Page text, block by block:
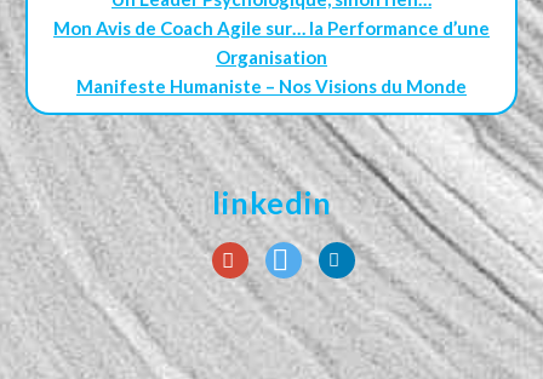
Mon Avis de Coach Agile sur… la Performance d’une
Organisation
Manifeste Humaniste – Nos Visions du Monde
linkedin